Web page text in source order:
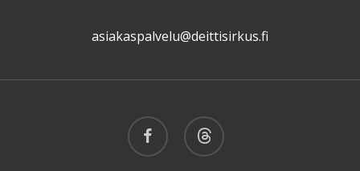
asiakaspalvelu@deittisirkus.fi
facebook threads